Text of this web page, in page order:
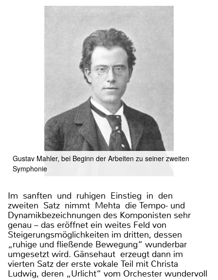
Gustav Mahler, bei Beginn der Arbeiten zu seiner zweiten
Symphonie
Im sanften und ruhigen Einstieg in den
zweiten Satz nimmt Mehta die Tempo- und
Dynamikbezeichnungen des Komponisten sehr
genau – das eröffnet ein weites Feld von
Steigerungsmöglichkeiten im dritten, dessen
„ruhige und fließende Bewegung“ wunderbar
umgesetzt wird. Gänsehaut erzeugt dann im
vierten Satz der erste vokale Teil mit Christa
Ludwig, deren „Urlicht“ vom Orchester wundervoll